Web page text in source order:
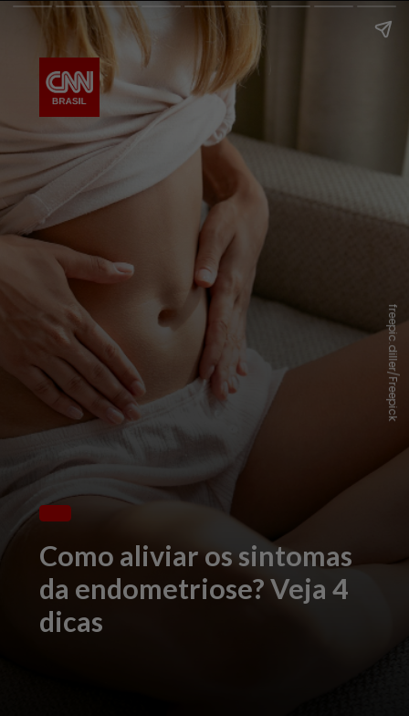
Como aliviar os sintomas
da endometriose? Veja 4
dicas
freepic.diller/Freepick